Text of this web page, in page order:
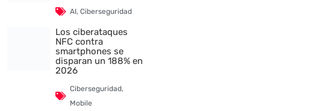
AI,Ciberseguridad
Los ciberataques
NFC contra
smartphones se
disparan un 188% en
2026
Ciberseguridad,
Mobile